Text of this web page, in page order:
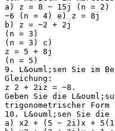
a) z = 8 − 15j (n = 2)
−6 (n = 4) e) z = 8j
b) z = −2 + 2j
(n = 3)
(n = 3) c)
z = 5 + 8j
(n = 5)
9. L&ouml;sen Sie im
Gleichung:
z 2 + 2iz = −8.
Geben Sie die
trigonometrischer Form
10. L&ouml;sen Sie die
a) x2 + (5 − 2i)x +